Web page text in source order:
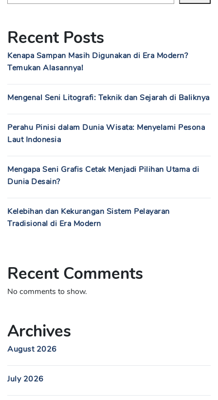
Recent Posts
Kenapa Sampan Masih Digunakan di Era Modern?
Temukan Alasannya!
Mengenal Seni Litografi: Teknik dan Sejarah di Baliknya
Perahu Pinisi dalam Dunia Wisata: Menyelami Pesona
Laut Indonesia
Mengapa Seni Grafis Cetak Menjadi Pilihan Utama di
Dunia Desain?
Kelebihan dan Kekurangan Sistem Pelayaran
Tradisional di Era Modern
Recent Comments
No comments to show.
Archives
August 2026
July 2026